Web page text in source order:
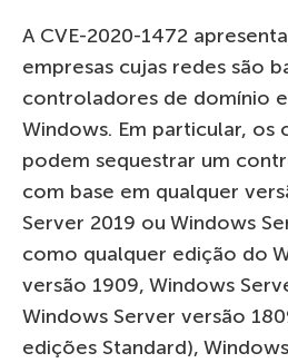
A CVE-2020-1472
empresas cujas redes são
controladores de domínio
Windows. Em particular, os
podem sequestrar um
com base em qualquer
Server 2019 ou Windows
como qualquer edição do
versão 1909, Windows
Windows Server versão
edições Standard),